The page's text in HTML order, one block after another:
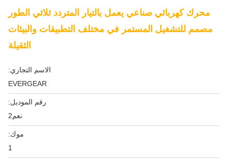
محرك كهربائي صناعي يعمل بالتيار المتردد ثلاثي الطور
مصمم للتشغيل المستمر في مختلف التطبيقات والبيئات
الثقيلة
الاسم التجاري:
EVERGEAR
رقم الموديل:
نعم2
موك:
1